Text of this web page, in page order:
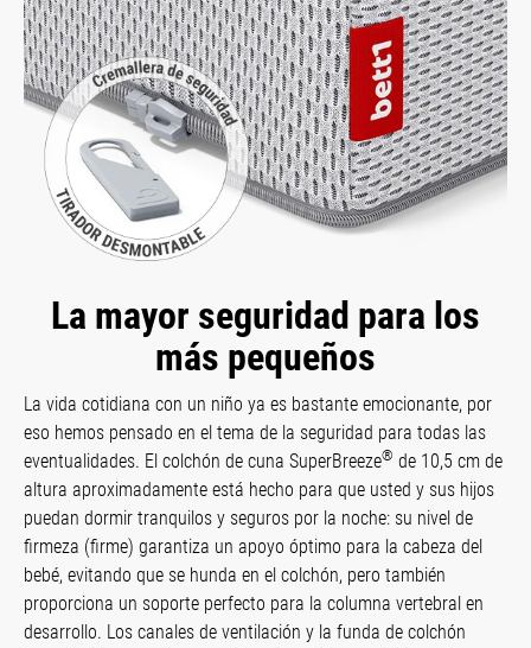
La mayor seguridad para los
más pequeños
La vida cotidiana con un niño ya es bastante emocionante, por
eso hemos pensado en el tema de la seguridad para todas las
eventualidades. El colchón de cuna SuperBreeze® de 10,5 cm de
altura aproximadamente está hecho para que usted y sus hijos
puedan dormir tranquilos y seguros por la noche: su nivel de
firmeza (firme) garantiza un apoyo óptimo para la cabeza del
bebé, evitando que se hunda en el colchón, pero también
proporciona un soporte perfecto para la columna vertebral en
desarrollo. Los canales de ventilación y la funda de colchón